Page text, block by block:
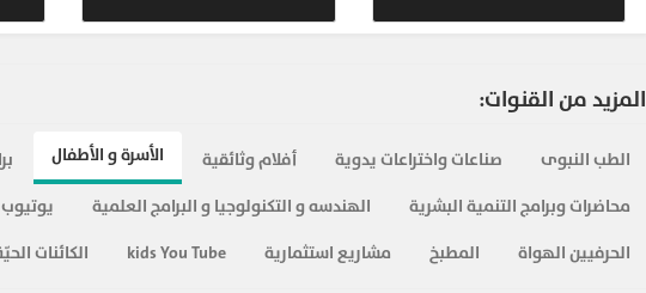
820
658
المزيد من القنوات:
الطب النبوى صناعات واختراعات يدوية أفلام وثائقية الأسرة و الأطفال
محاضرات وبرامج التنمية البشرية
الهندسه و التكنولوجيا و البرامج العلمية
الحرفيين الهواة
المطبخ مشاريع استثمارية kids You Tube الكائنات